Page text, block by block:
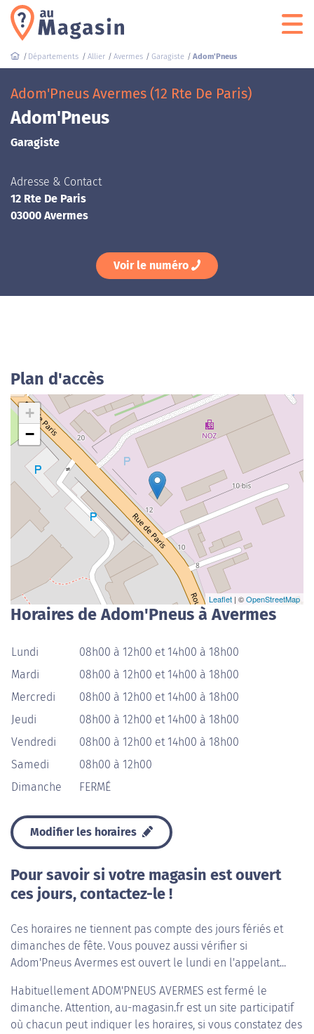
Départements Allier Avermes Garagiste Adom'Pneus
Adom'Pneus Avermes (12 Rte De Paris)
Adom'Pneus
Garagiste
Adresse & Contact
12 Rte De Paris
03000 Avermes
Voir le numéro
Plan d'accès
+
−
Leaflet | ©OpenStreetMap
Horaires de Adom'Pneus à Avermes
Lundi
08h00 à 12h00 et 14h00 à 18h00
Mardi
08h00 à 12h00 et 14h00 à 18h00
Mercredi
08h00 à 12h00 et 14h00 à 18h00
Jeudi
08h00 à 12h00 et 14h00 à 18h00
Vendredi
08h00 à 12h00 et 14h00 à 18h00
Samedi
08h00 à 12h00
Dimanche
FERMÉ
Modifier les horaires
Pour savoir si votre magasin est ouvert
ces jours, contactez-le !
Ces horaires ne tiennent pas compte des jours fériés et
dimanches de fête. Vous pouvez aussi vérifier si
Adom'Pneus Avermes est ouvert le lundi en l'appelant...
HabituellementADOM'PNEUS AVERMES est fermé le
dimanche. Attention, au-magasin.fr est un site participatif
où chacun peut indiquer les horaires, si vous constatez des